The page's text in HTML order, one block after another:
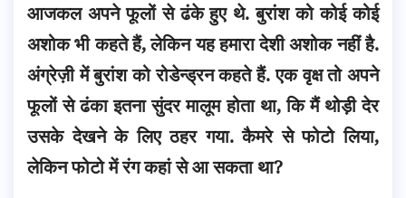
आजकल अपने फूलों से ढंके हुए थे. बुरांश को कोई कोई
अशोक भी कहते हैं, लेकिन यह हमारा देशी अशोक नहीं है.
अंग्रेज़ी में बुरांश को रोडेन्ड्रन कहते हैं. एक वृक्ष तो अपने
फूलों से ढंका इतना सुंदर मालूम होता था, कि मैं थोड़ी देर
उसके देखने के लिए ठहर गया. कैमरे से फोटो लिया,
लेकिन फोटो में रंग कहां से आ सकता था?